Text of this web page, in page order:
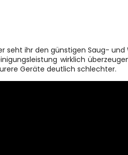
seht ihr den günstigen Saug-
wirklich
Geräte deutlich schlechter.